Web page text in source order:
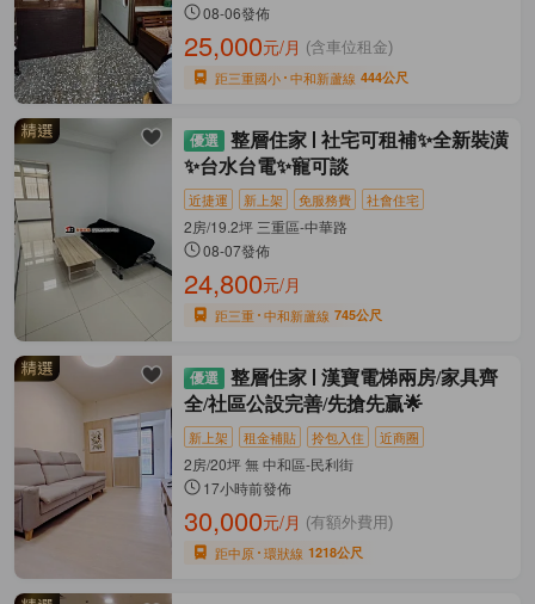
08-06發佈
25,000元/月 (含車位租金)
距三重國小 中和新蘆線 444公尺
整層住家
社宅可租補✨全新裝潢
✨台水台電✨寵可談
近捷運 新上架 免服務費 社會住宅
2房/19.2坪 三重區-中華路
08-07發佈
24,800元/月
距三重 中和新蘆線 745公尺
整層住家
漢寶電梯兩房/家具齊
全/社區公設完善/先搶先贏🌟
新上架 租金補貼 拎包入住 近商圈
2房/20坪 無 中和區-民利街
17小時前發佈
30,000元/月 (有額外費用)
距中原 環狀線 1218公尺